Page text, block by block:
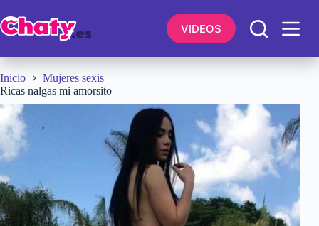
al
contenido
VIDEOS
Inicio
Mujeres sexis
Ricas nalgas mi amorsito